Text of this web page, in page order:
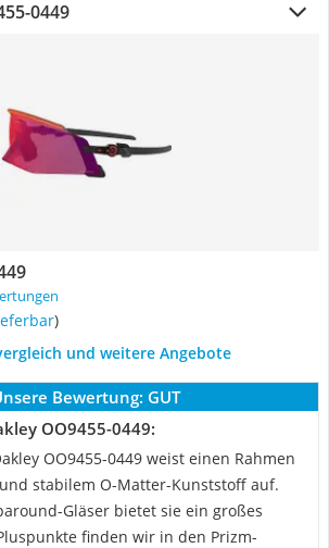
0449
)
und weitere Angebote
Bewertung: GUT
OO9455-0449:
OO9455-0449 weist einen Rahmen
stabilem O-Matter-Kunststoff auf.
Gläser bietet sie ein großes
finden wir in den Prizm-